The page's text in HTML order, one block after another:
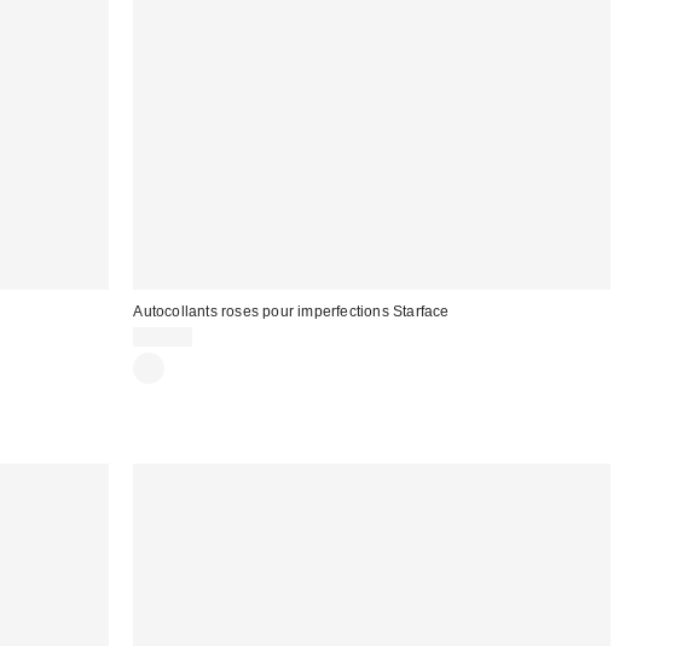
Autocollants roses pour imperfections Starface